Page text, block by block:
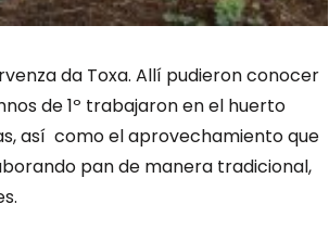
da Toxa. Allí pudieron conocer
de 1º trabajaron en el huerto
así como el aprovechamiento que
pan de manera tradicional,